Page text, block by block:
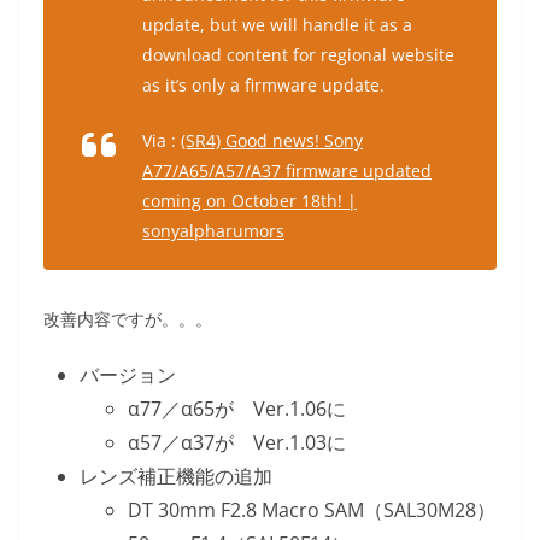
update, but we will handle it as a
download content for regional website
as it’s only a firmware update.
Via : (SR4) Good news! Sony
A77/A65/A57/A37 firmware updated
coming on October 18th! |
sonyalpharumors
改善内容ですが。。。
バージョン
α77／α65が Ver.1.06に
α57／α37が Ver.1.03に
レンズ補正機能の追加
DT 30mm F2.8 Macro SAM（SAL30M28）